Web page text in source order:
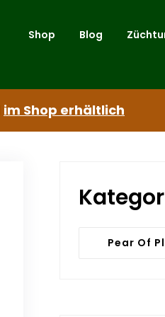
Shop Blog
im Shop erhältlich